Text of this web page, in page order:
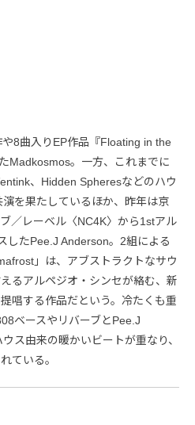
8曲入りEP作品『Floating in the
Madkosmos。一方、これまでに
、Hidden Spheresなどのハウ
を果たしているほか、昨年は京
／レーベル〈NC4K〉から1stアル
したPee.J Anderson。2組による
」は、アブストラクトなサウ
るアルペジオ・シンセが絡む、新
唱する作品だという。冷たくも重
ベースやリバーブとPee.J
ス由来の暖かいビートが重なり、
ている。